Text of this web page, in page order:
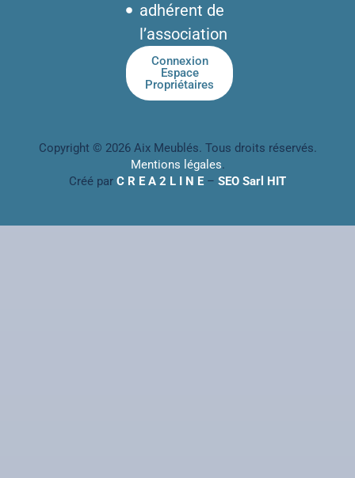
adhérent de
l’association
Connexion
Espace
Propriétaires
Copyright © 2026 Aix Meublés. Tous droits réservés.
Mentions légales.
Créé par C R E A 2 L I N E – SEO Sarl HIT